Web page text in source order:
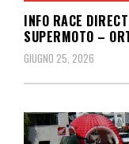
INFO RACE
SUPERMOTO –
GIUGNO 25, 2026